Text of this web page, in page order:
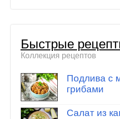
Быстрые
Коллекция рецептов
Подлива с
грибами
Салат из